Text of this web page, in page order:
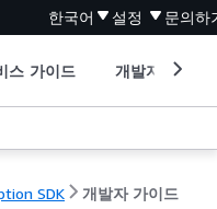
한국어 설정 문의하
스 가이드 개발자 도구
SDK 개발자 가이드